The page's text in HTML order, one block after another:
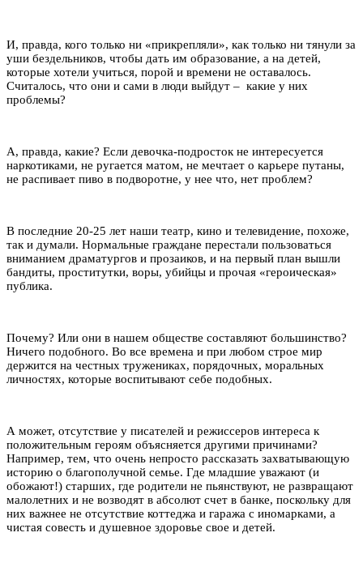
И, правда, кого только ни «прикрепляли», как только ни тянули за
уши бездельников, чтобы дать им образование, а на детей,
которые хотели учиться, порой и времени не оставалось.
Считалось, что они и сами в люди выйдут – какие у них
проблемы?
А, правда, какие? Если девочка-подросток не интересуется
наркотиками, не ругается матом, не мечтает о карьере путаны,
не распивает пиво в подворотне, у нее что, нет проблем?
В последние 20-25 лет наши театр, кино и телевидение, похоже,
так и думали. Нормальные граждане перестали пользоваться
вниманием драматургов и прозаиков, и на первый план вышли
бандиты, проститутки, воры, убийцы и прочая «героическая»
публика.
Почему? Или они в нашем обществе составляют большинство?
Ничего подобного. Во все времена и при любом строе мир
держится на честных тружениках, порядочных, моральных
личностях, которые воспитывают себе подобных.
А может, отсутствие у писателей и режиссеров интереса к
положительным героям объясняется другими причинами?
Например, тем, что очень непросто рассказать захватывающую
историю о благополучной семье. Где младшие уважают (и
обожают!) старших, где родители не пьянствуют, не развращают
малолетних и не возводят в абсолют счет в банке, поскольку для
них важнее не отсутствие коттеджа и гаража с иномарками, а
чистая совесть и душевное здоровье свое и детей.